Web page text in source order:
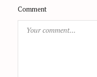
Comment